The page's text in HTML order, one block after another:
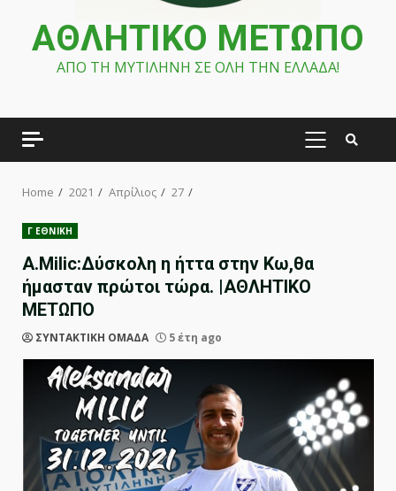
ΑΘΛΗΤΙΚΟ ΜΕΤΩΠΟ
ΑΠΟ ΤΗ ΜΥΤΙΛΗΝΗ ΣΕ ΟΛΗ ΤΗΝ ΕΛΛΑΔΑ!
PRIMARY
Home 2021 Απρίλιος 27
Γ ΕΘΝΙΚΗ
A.Milic:Δύσκολη η ήττα στην Κω,θα
ήμασταν πρώτοι τώρα. |ΑΘΛΗΤΙΚΟ
ΜΕΤΩΠΟ
ΣΥΝΤΑΚΤΙΚΗ ΟΜΑΔΑ 5 έτη ago